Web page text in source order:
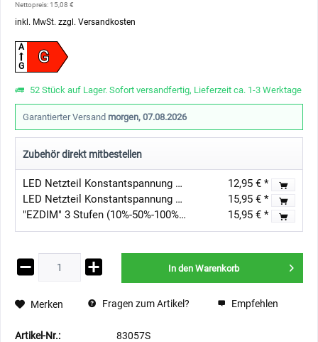
Nettopreis: 15,08 €
inkl. MwSt. zzgl. Versandkosten
G
A
G
52 Stück auf Lager. Sofort versandfertig, Lieferzeit ca. 1-3 Werktage
Garantierter Versand morgen, 07.08.2026
Zubehör direkt mitbestellen
LED Netzteil Konstantspannung / 12V DC / 6W nicht dimmbar
12,95 € *
LED Netzteil Konstantspannung / 12V DC / 15W Ultra Slim Flach IP44
15,95 € *
"EZDIM" 3 Stufen (10%-50%-100%) LED Dimmer 12V-24V DC 3A Max für dimmbare LED-Leuchte
15,95 € *
In den Warenkorb
Merken Fragen zum Artikel? Empfehlen
Artikel-Nr.: 83057S